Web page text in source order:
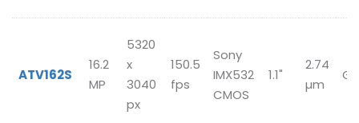
ATV162S
16.2
MP
5320
x
3040
px
150.5
fps
Sony
IMX532
CMOS
1.1"
2.74
µm